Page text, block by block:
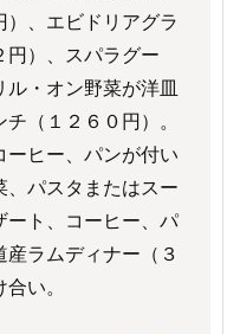
）、エビドリアグラ
円）、スパラグー
ル・オン野菜が洋皿
（１２６０円）。
ーヒー、パンが付い
、パスタまたはスー
ート、コーヒー、パ
ラムディナー（３
い。